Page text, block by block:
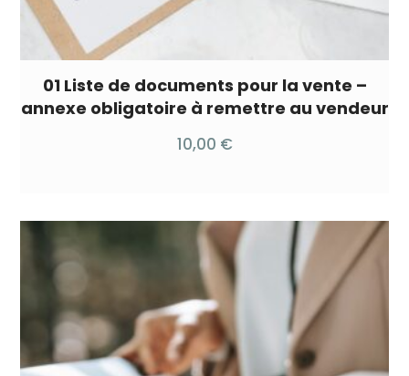
01 Liste de documents pour la vente –
annexe obligatoire à remettre au vendeur
10,00 €